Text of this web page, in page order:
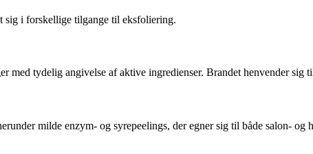
sig i forskellige tilgange til eksfoliering.
tydelig angivelse af aktive ingredienser. Brandet henvender sig
milde enzym- og syrepeelings, der egner sig til både salon- og